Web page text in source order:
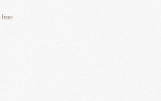
free​